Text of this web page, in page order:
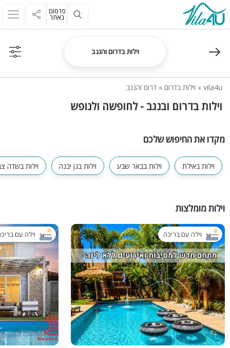
פרסום
באתר
וילות בדרום והנגב
vila4u
» וילות בדרום » דרום והנגב
וילות בדרום ובנגב - לחופשה ולנופש
מקדו את החיפוש שלכם
וילות באילת וילות בבאר שבע וילות בגן יבנה וילות בשדה
וילות מומלצות
וילה עם בריכה וילה עם